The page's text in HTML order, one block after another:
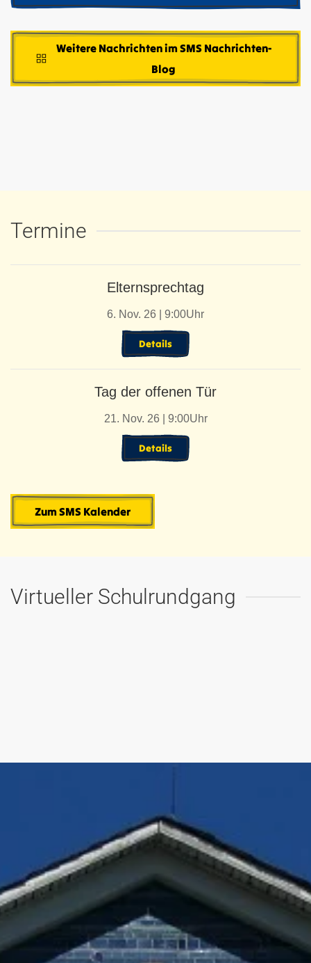
Weitere Nachrichten im SMS Nachrichten-
Blog
Termine
Elternsprechtag
6. Nov. 26 | 9:00Uhr
Details
Tag der offenen Tür
21. Nov. 26 | 9:00Uhr
Details
Zum SMS Kalender
Virtueller Schulrundgang